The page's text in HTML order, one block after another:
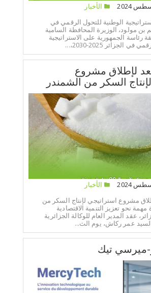
الأخبار
الوطنية للتحول الرقمي في
بن مولود، الوزيرة المحافظة السامية
رئاسة الجمهورية على الاستراتيجية
الجزائر 2025-2030،...
لإطلاق مشروع
السكر من الشمندر
الأخبار
مشروع استراتيجي لإنتاج السكر من
نحو تعزيز التنمية الاقتصادية
عقد المدير العام للوكالة الجزائرية
السيد عمر ركاش، يوم الث...
ميرسي تيك